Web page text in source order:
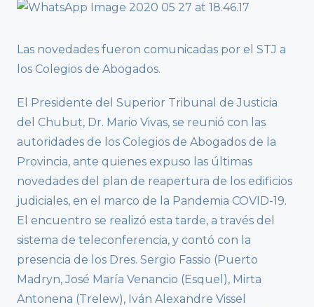
Las novedades fueron comunicadas por el STJ a
los Colegios de Abogados.
El Presidente del Superior Tribunal de Justicia
del Chubut, Dr. Mario Vivas, se reunió con las
autoridades de los Colegios de Abogados de la
Provincia, ante quienes expuso las últimas
novedades del plan de reapertura de los edificios
judiciales, en el marco de la Pandemia COVID-19.
El encuentro se realizó esta tarde, a través del
sistema de teleconferencia, y contó con la
presencia de los Dres. Sergio Fassio (Puerto
Madryn, José María Venancio (Esquel), Mirta
Antonena (Trelew), Iván Alexandre Vissel